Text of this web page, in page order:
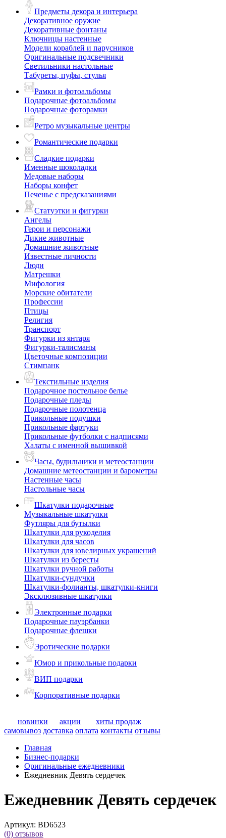
Предметы декора и интерьера
Декоративное оружие
Декоративные фонтаны
Ключницы настенные
Модели кораблей и парусников
Оригинальные подсвечники
Светильники настольные
Табуреты, пуфы, стулья
Рамки и фотоальбомы
Подарочные фотоальбомы
Подарочные фоторамки
Ретро музыкальные центры
Романтические подарки
Сладкие подарки
Именные шоколадки
Медовые наборы
Наборы конфет
Печенье с предсказаниями
Статуэтки и фигурки
Ангелы
Герои и персонажи
Дикие животные
Домашние животные
Известные личности
Люди
Матрешки
Мифология
Морские обитатели
Профессии
Птицы
Религия
Транспорт
Фигурки из янтаря
Фигурки-талисманы
Цветочные композиции
Стимпанк
Текстильные изделия
Подарочное постельное белье
Подарочные пледы
Подарочные полотенца
Прикольные подушки
Прикольные фартуки
Прикольные футболки с надписями
Халаты с именной вышивкой
Часы, будильники и метеостанции
Домашние метеостанции и барометры
Настенные часы
Настольные часы
Шкатулки подарочные
Музыкальные шкатулки
Футляры для бутылки
Шкатулки для рукоделия
Шкатулки для часов
Шкатулки для ювелирных украшений
Шкатулки из бересты
Шкатулки ручной работы
Шкатулки-сундучки
Шкатулки-фолианты, шкатулки-книги
Эксклюзивные шкатулки
Электронные подарки
Подарочные пауэрбанки
Подарочные флешки
Эротические подарки
Юмор и прикольные подарки
ВИП подарки
Корпоративные подарки
новинки акции
хиты продаж
самовывоз доставка оплата контакты отзывы
Главная
Бизнес-подарки
Оригинальные ежедневники
Ежедневник Девять сердечек
Ежедневник Девять сердечек
Артикул: BD6523
(0) отзывов